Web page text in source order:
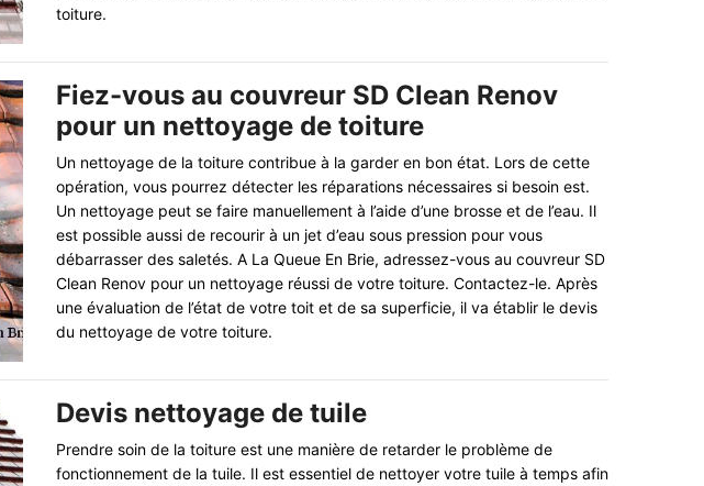
toiture.
Fiez-vous au couvreur SD Clean Renov
pour un nettoyage de toiture
Un nettoyage de la toiture contribue à la garder en bon état. Lors de cette
opération, vous pourrez détecter les réparations nécessaires si besoin est.
Un nettoyage peut se faire manuellement à l’aide d’une brosse et de l’eau. Il
est possible aussi de recourir à un jet d’eau sous pression pour vous
débarrasser des saletés. A La Queue En Brie, adressez-vous au couvreur SD
Clean Renov pour un nettoyage réussi de votre toiture. Contactez-le. Après
une évaluation de l’état de votre toit et de sa superficie, il va établir le devis
du nettoyage de votre toiture.
Devis nettoyage de tuile
Prendre soin de la toiture est une manière de retarder le problème de
fonctionnement de la tuile. Il est essentiel de nettoyer votre tuile à temps afin